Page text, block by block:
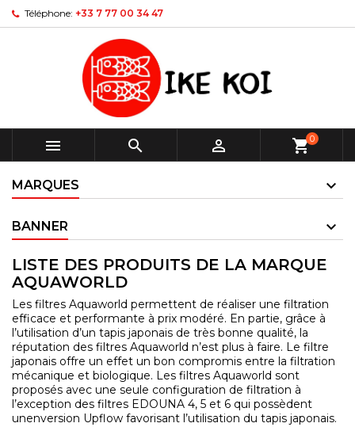
Téléphone: +33 7 77 00 34 47
   shopping_cart0
MARQUES
BANNER
LISTE DES PRODUITS DE LA MARQUE
AQUAWORLD
Les filtres Aquaworld permettent de réaliser une filtration
efficace et performante à prix modéré. En partie, grâce à
l’utilisation d’un tapis japonais de très bonne qualité, la
réputation des filtres Aquaworld n’est plus à faire. Le filtre
japonais offre un effet un bon compromis entre la filtration
mécanique et biologique. Les filtres Aquaworld sont
proposés avec une seule configuration de filtration à
l’exception des filtres EDOUNA 4, 5 et 6 qui possèdent
unenversion Upflow favorisant l’utilisation du tapis japonais.